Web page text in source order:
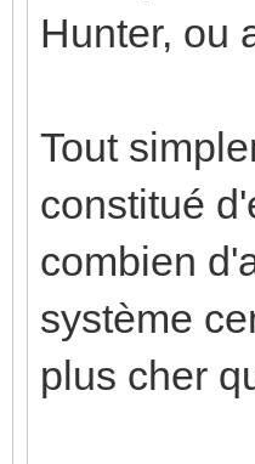
Hunter, ou
Tout
constitué
combien
système
plus cher